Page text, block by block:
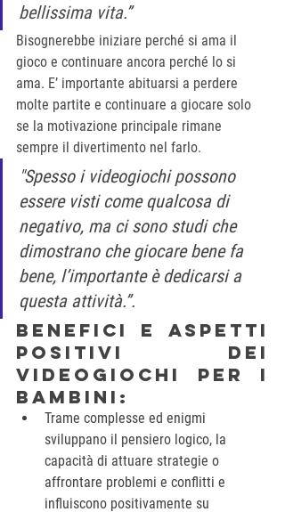
bellissima vita.”
Bisognerebbe iniziare perché si ama il
gioco e continuare ancora perché lo si
ama. E’ importante abituarsi a perdere
molte partite e continuare a giocare solo
se la motivazione principale rimane
sempre il divertimento nel farlo.
"Spesso i videogiochi possono
essere visti come qualcosa di
negativo, ma ci sono studi che
dimostrano che giocare bene fa
bene, l’importante è dedicarsi a
questa attività.”.
Benefici e aspetti
positivi dei
videogiochi per i
bambini:
Trame complesse ed enigmi
sviluppano il pensiero logico, la
capacità di attuare strategie o
affrontare problemi e conflitti e
influiscono positivamente su